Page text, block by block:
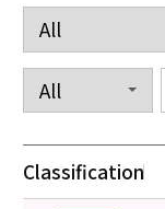
Classification